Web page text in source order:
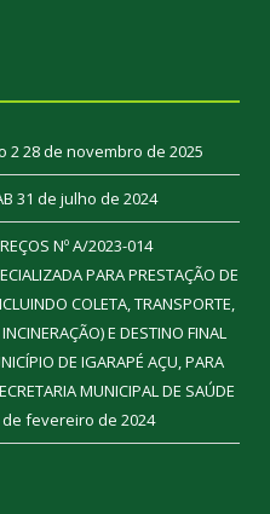
228 de novembro de 2025
31 de julho de 2024
Nº A/2023-014
PARA PRESTAÇÃO DE
COLETA, TRANSPORTE,
E DESTINO FINAL
DE IGARAPÉ AÇU, PARA
MUNICIPAL DE SAÚDE
de fevereiro de 2024